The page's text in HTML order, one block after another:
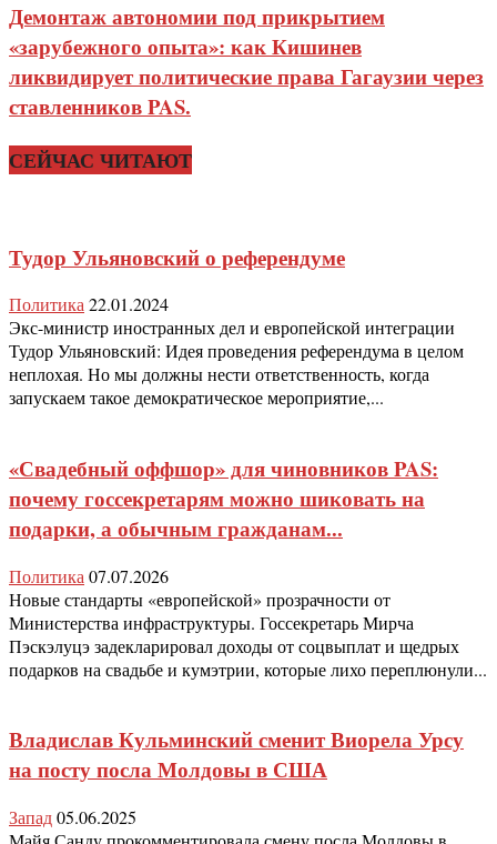
Демонтаж автономии под прикрытием
«зарубежного опыта»: как Кишинев
ликвидирует политические права Гагаузии через
ставленников PAS.
СЕЙЧАС ЧИТАЮТ
Тудор Ульяновский о референдуме
Политика22.01.2024
Экс-министр иностранных дел и европейской интеграции
Тудор Ульяновский: Идея проведения референдума в целом
неплохая. Но мы должны нести ответственность, когда
запускаем такое демократическое мероприятие,...
«Свадебный оффшор» для чиновников PAS:
почему госсекретарям можно шиковать на
подарки, а обычным гражданам...
Политика 07.07.2026
Новые стандарты «европейской» прозрачности от
Министерства инфраструктуры. Госсекретарь Мирча
Пэскэлуцэ задекларировал доходы от соцвыплат и щедрых
подарков на свадьбе и кумэтрии, которые лихо переплюнули...
Владислав Кульминский сменит Виорела Урсу
на посту посла Молдовы в США
Запад05.06.2025